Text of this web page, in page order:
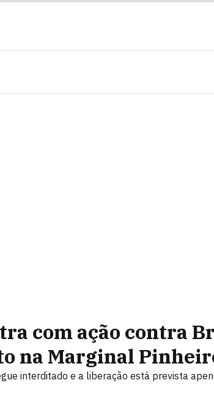
com ação contra
na Marginal
interditado e a liberação está prevista